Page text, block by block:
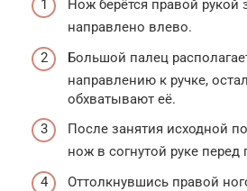
Нож берётся правой рукой
направлено влево.
Большой палец
направлению к ручке,
обхватывают её.
После занятия исходной
нож в согнутой руке перед
Оттолкнувшись правой